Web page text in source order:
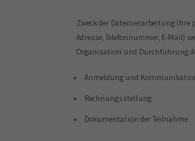
Zweck der Datenverarbeitung Ihre
Adresse, Telefonnummer, E-Mail)
Organisation und Durchführung
Anmeldung und
Rechnungsstellung
Dokumentation der Teilnahme